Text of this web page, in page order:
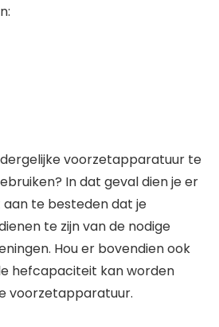
voorzetapparatuur te
In dat geval dien je er
te besteden dat je
te zijn van de nodige
Hou er bovendien ook
hefcapaciteit kan worden
voorzetapparatuur.